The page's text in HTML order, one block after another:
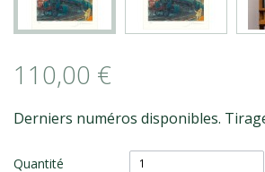
110,00 €
Derniers numéros disponibles.
Quantité